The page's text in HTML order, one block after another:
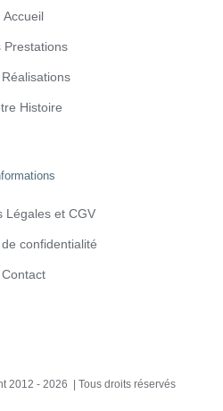
Accueil
Prestations
Histoire
Légales et CGV
confidentialité
Contact
2012 - 2026 | Tous droits réservés